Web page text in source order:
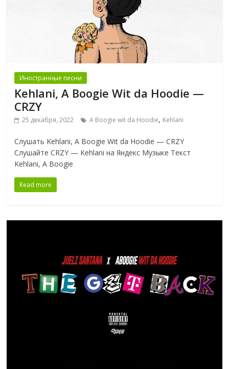
Иностранные песни
Kehlani, A Boogie Wit da Hoodie —
CRZY
25 декабря, 2022 A Boogie wit da Hoodie, Kehlani
Слушать Kehlani, A Boogie Wit da Hoodie — CRZY
Слушайте CRZY — Kehlani на Яндекс Музыке Текст
Kehlani, A Boogie
Read more